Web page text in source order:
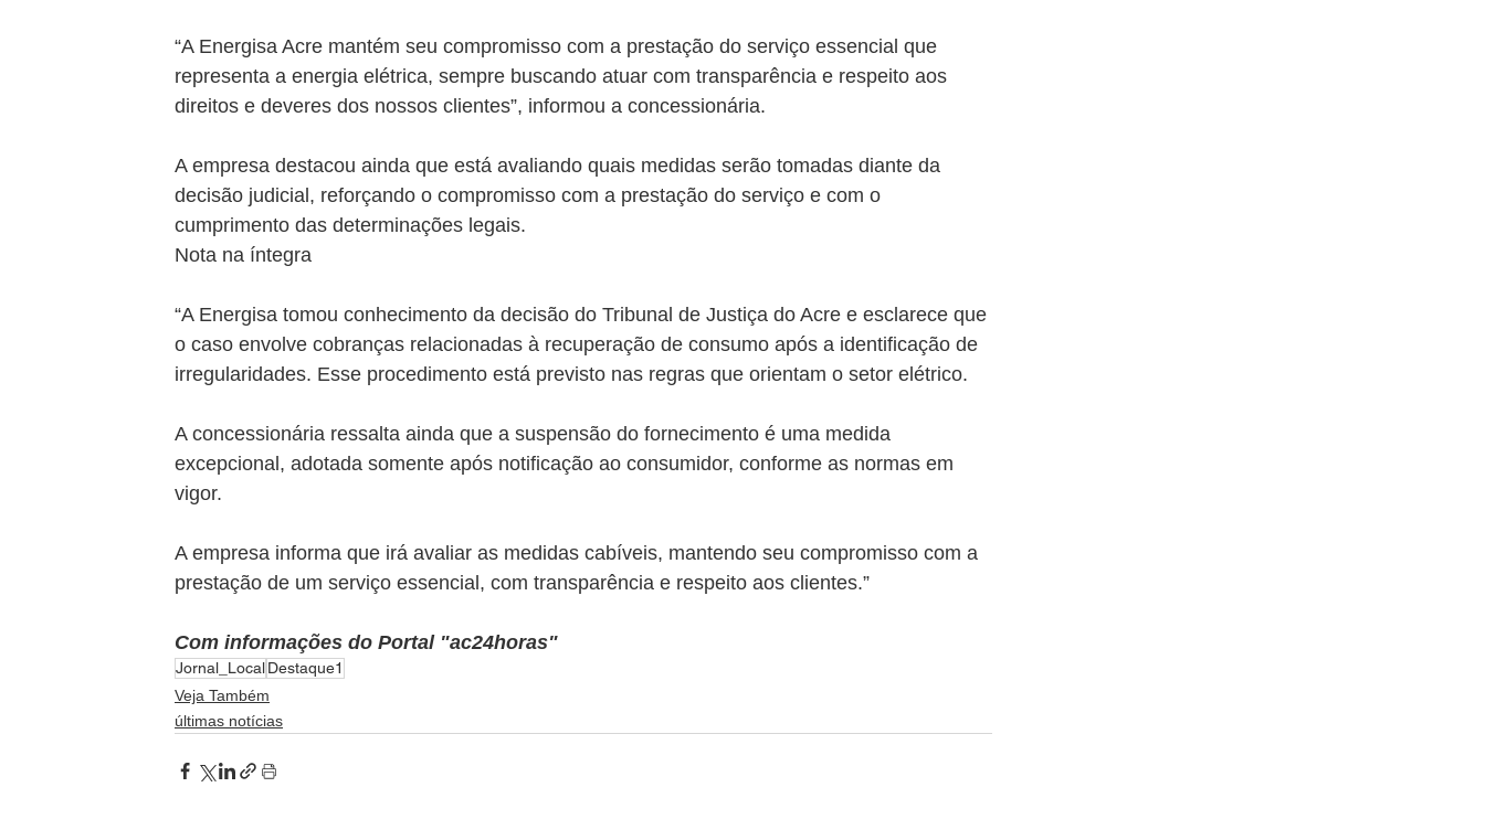
“A Energisa Acre mantém seu compromisso com a prestação do serviço essencial que
representa a energia elétrica, sempre buscando atuar com transparência e respeito aos
direitos e deveres dos nossos clientes”, informou a concessionária.
A empresa destacou ainda que está avaliando quais medidas serão tomadas diante da
decisão judicial, reforçando o compromisso com a prestação do serviço e com o
cumprimento das determinações legais.
Nota na íntegra
“A Energisa tomou conhecimento da decisão do Tribunal de Justiça do Acre e esclarece que
o caso envolve cobranças relacionadas à recuperação de consumo após a identificação de
irregularidades. Esse procedimento está previsto nas regras que orientam o setor elétrico.
A concessionária ressalta ainda que a suspensão do fornecimento é uma medida
excepcional, adotada somente após notificação ao consumidor, conforme as normas em
vigor.
A empresa informa que irá avaliar as medidas cabíveis, mantendo seu compromisso com a
prestação de um serviço essencial, com transparência e respeito aos clientes.”
Com informações do Portal "ac24horas"
Jornal_LocalDestaque1
Veja Também
últimas notícias